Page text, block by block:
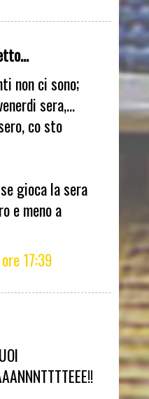
non ci sono;
sera,...
co sto
gioca la sera
e meno a
17:39